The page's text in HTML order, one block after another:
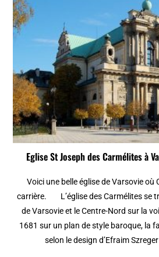
Eglise St Joseph des Carmélites à
Voici une belle église de Varsovie où
carrière. L’église des Carmélites se
de Varsovie et le Centre-Nord sur la
1681 sur un plan de style baroque, la
selon le design d’Efraim